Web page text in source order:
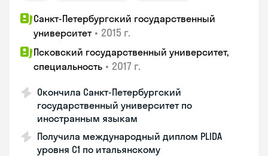
Санкт-Петербургский государственный
университет • 2015 г.
Псковский государственный университет,
специальность • 2017 г.
Окончила Санкт-Петербургский
государственный университет по
иностранным языкам
Получила международный диплом PLIDA
уровня С1 по итальянскому